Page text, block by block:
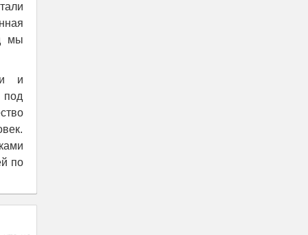
мы
и
под
по